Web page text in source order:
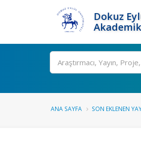
Dokuz
Ara
ANA SAYFA SON EKLENEN